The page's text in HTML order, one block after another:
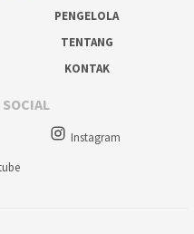
PENGELOLA
TENTANG
KONTAK
Instagram